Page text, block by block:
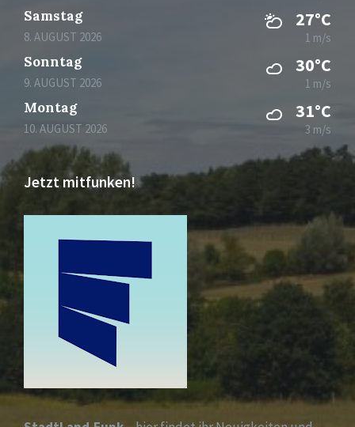
Samstag
8. AUGUST 2026
27°C
1 m/s
Sonntag
9. AUGUST 2026
30°C
1 m/s
Montag
10. AUGUST 2026
31°C
3 m/s
Jetzt mitfunken!